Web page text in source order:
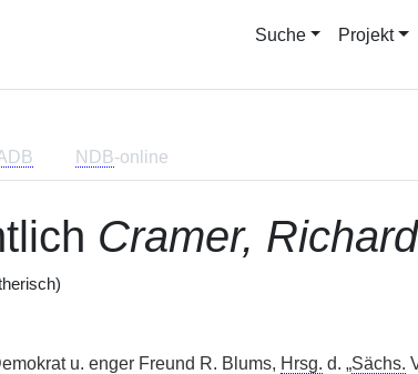
Suche Projekt
NDB-online
Cramer, Richard
u. enger Freund R. Blums, Hrsg. d. „Sächs.